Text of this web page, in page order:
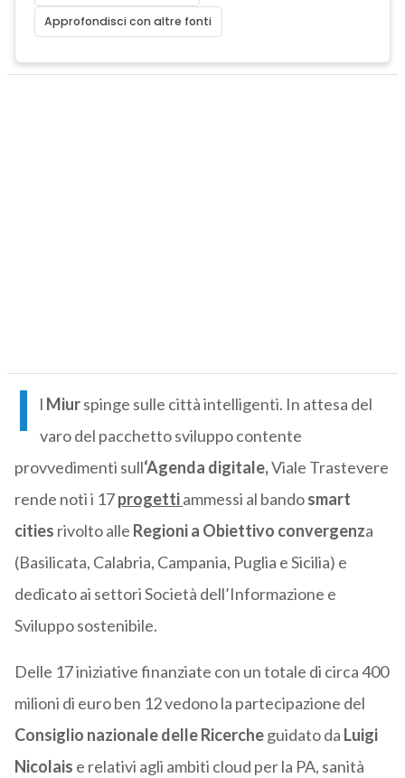
Approfondisci con altre fonti
I l Miurspinge sulle città intelligenti. In attesa del
varo del pacchetto sviluppo contente
provvedimenti sull‘Agenda digitale,Viale Trastevere
rende noti i 17progettiammessi al bandosmart
cities rivolto alle Regioni a Obiettivo convergenza
(Basilicata, Calabria, Campania, Puglia e Sicilia) e
dedicato ai settori Società dell’Informazione e
Sviluppo sostenibile.
Delle 17 iniziative finanziate con un totale di circa 400
milioni di euro ben 12 vedono la partecipazione del
Consiglio nazionale delle Ricercheguidato da Luigi
Nicolais e relativi agli ambiti cloud per la PA, sanità